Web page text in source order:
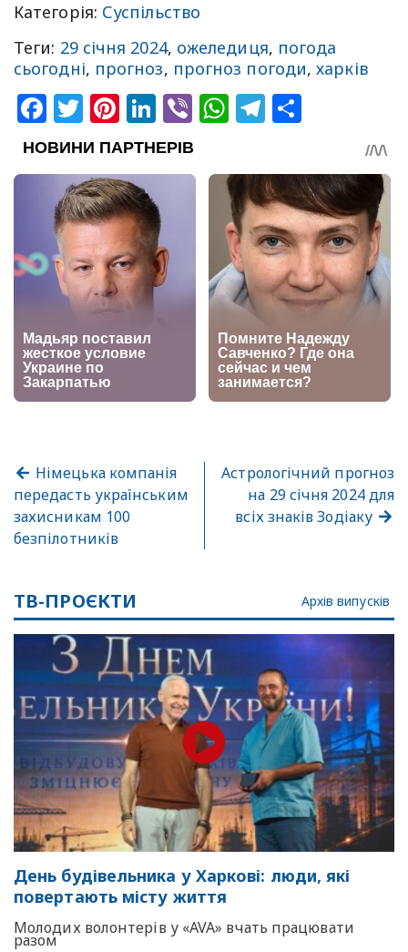
Категорія: Суспільство
Теги: 29 січня 2024, ожеледиця, погода
сьогодні, прогноз, прогноз погоди,харків
Facebook
Twitter
Pinterest
LinkedIn
ViberWhatsApp
Telegram
Німецька компанія
передасть українським
захисникам 100
безпілотників
Астрологічний прогноз
на 29 січня 2024 для
всіх знаків Зодіаку
ТВ-ПРОЄКТИ Архів випусків
День будівельника у Харкові: люди, які
повертають місту життя
Молодих волонтерів у «AVA» вчать працювати
разом